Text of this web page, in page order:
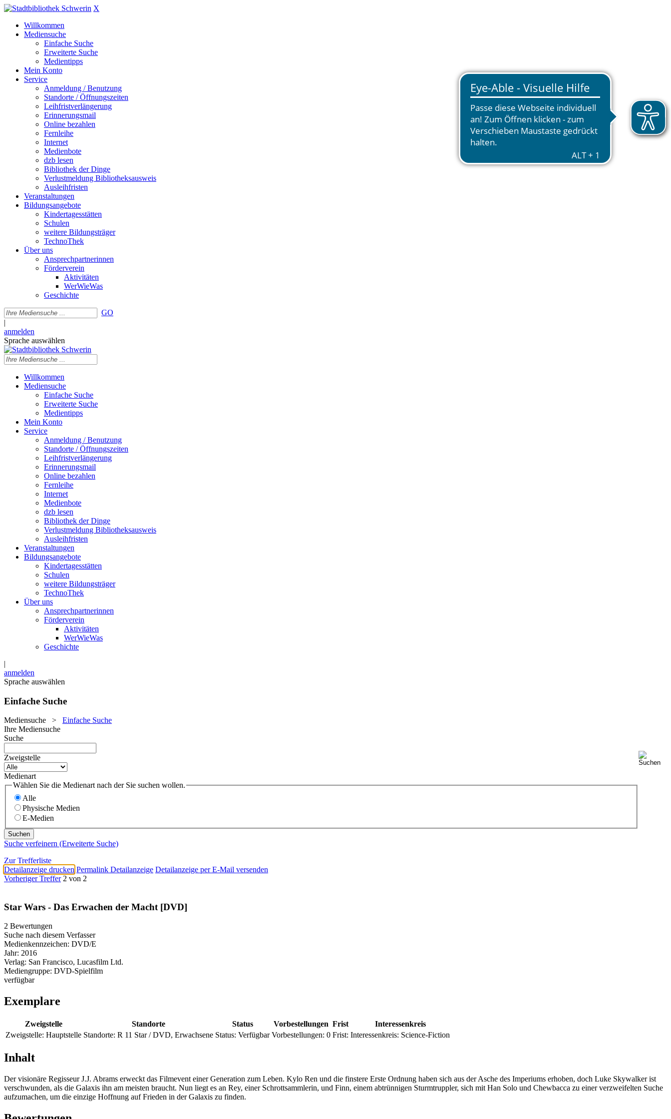
X
Willkommen
Mediensuche
Einfache Suche
Erweiterte Suche
Medientipps
Mein Konto
Service
Anmeldung / Benutzung
Standorte / Öffnungszeiten
Leihfristverlängerung
Erinnerungsmail
Online bezahlen
Fernleihe
Internet
Medienbote
dzb lesen
Bibliothek der Dinge
Verlustmeldung Bibliotheksausweis
Ausleihfristen
Veranstaltungen
Bildungsangebote
Kindertagesstätten
Schulen
weitere Bildungsträger
TechnoThek
Über uns
Ansprechpartnerinnen
Förderverein
Aktivitäten
WerWieWas
Geschichte
GO
|
anmelden
Sprache auswählen
Willkommen
Mediensuche
Einfache Suche
Erweiterte Suche
Medientipps
Mein Konto
Service
Anmeldung / Benutzung
Standorte / Öffnungszeiten
Leihfristverlängerung
Erinnerungsmail
Online bezahlen
Fernleihe
Internet
Medienbote
dzb lesen
Bibliothek der Dinge
Verlustmeldung Bibliotheksausweis
Ausleihfristen
Veranstaltungen
Bildungsangebote
Kindertagesstätten
Schulen
weitere Bildungsträger
TechnoThek
Über uns
Ansprechpartnerinnen
Förderverein
Aktivitäten
WerWieWas
Geschichte
|
anmelden
Sprache auswählen
Einfache Suche
Mediensuche > Einfache Suche
Ihre Mediensuche
Suche
Zweigstelle
Medienart
Wählen Sie die Medienart nach der Sie suchen wollen.
Alle
Physische Medien
E-Medien
Suche verfeinern (Erweiterte Suche)
Zur Trefferliste
Detailanzeige drucken Permalink Detailanzeige Detailanzeige per E-Mail versenden
Vorheriger Treffer 2 von 2
Star Wars - Das Erwachen der Macht [DVD]
2 Bewertungen
Suche nach diesem Verfasser
Medienkennzeichen: DVD/E
Jahr: 2016
Verlag: San Francisco, Lucasfilm Ltd.
Mediengruppe: DVD-Spielfilm
verfügbar
Exemplare
Zweigstelle Standorte Status Vorbestellungen Frist
Interessenkreis
Zweigstelle: Hauptstelle Standorte: R 11 Star / DVD, Erwachsene Status: Verfügbar Vorbestellungen: 0 Frist: Interessenkreis: Science-Fiction
Inhalt
Der visionäre Regisseur J.J. Abrams erweckt das Filmevent einer Generation zum Leben. Kylo Ren und die finstere Erste Ordnung haben sich aus der Asche des Imperiums erhoben, doch Luke Skywalker ist
verschwunden, als die Galaxis ihn am meisten braucht. Nun liegt es an Rey, einer Schrottsammlerin, und Finn, einem abtrünnigen Sturmtruppler, sich mit Han Solo und Chewbacca zu einer verzweifelten Suche
aufzumachen, um die einzige Hoffnung auf Frieden in der Galaxis zu finden.